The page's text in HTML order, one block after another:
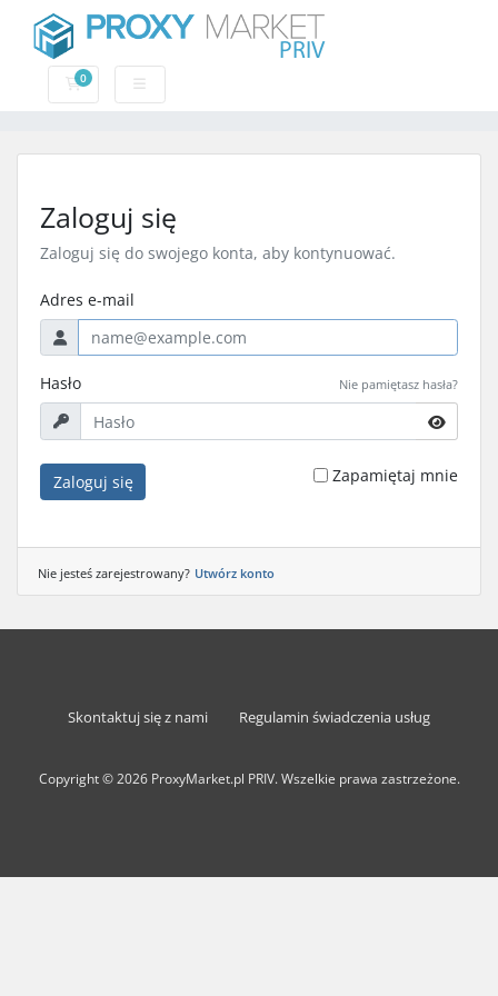
0
Koszyk
Zaloguj się
Zaloguj się do swojego konta, aby kontynuować.
Adres e-mail
Hasło Nie pamiętasz hasła?
Zaloguj się Zapamiętaj mnie
Nie jesteś zarejestrowany? Utwórz konto
Skontaktuj się z nami Regulamin świadczenia usług
Copyright © 2026 ProxyMarket.pl PRIV. Wszelkie prawa zastrzeżone.